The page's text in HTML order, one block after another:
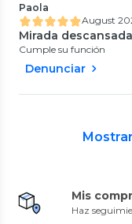
Paola
August
Mirada descansada
Cumple su función
Denunciar
Mis
Haz